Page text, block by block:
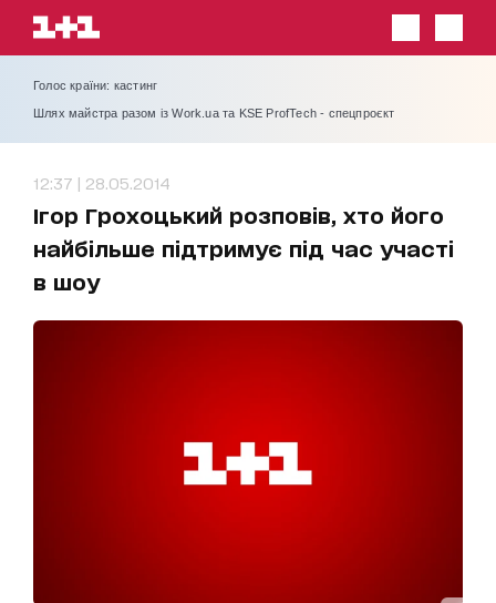
Голос країни: кастинг
Шлях майстра разом із Work.ua та KSE ProfTech - спецпроєкт
12:37 | 28.05.2014
Ігор Грохоцький розповів, хто його
найбільше підтримує під час участі
в шоу